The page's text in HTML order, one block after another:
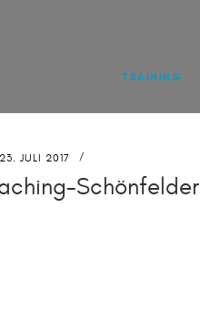
TRAINING
23. JULI 2017
Schönfelder